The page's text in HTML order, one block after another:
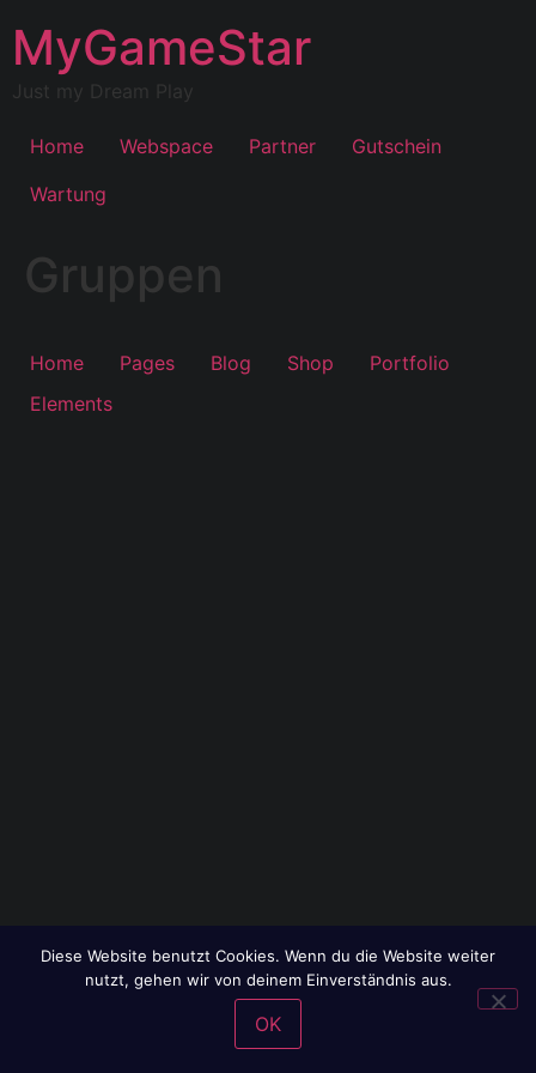
springen
MyGameStar
Just my Dream Play
Home Webspace Partner
Gutschein
Wartung
Gruppen
Home Pages Blog Shop
Portfolio
Elements
Diese Website benutzt Cookies. Wenn du die Website weiter
nutzt, gehen wir von deinem Einverständnis aus.
OK